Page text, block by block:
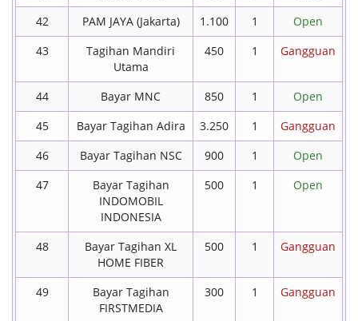
42
PAM JAYA (Jakarta) 1.100 1
Open
43
Tagihan Mandiri
Utama
450 1 Gangguan
44 Bayar MNC 850 1
Open
45
Bayar Tagihan Adira 3.250 1
Gangguan
46
Bayar Tagihan NSC 900 1
Open
47
Bayar Tagihan
INDOMOBIL
INDONESIA
500 1 Open
48
Bayar Tagihan XL
HOME FIBER
500 1 Gangguan
49
Bayar Tagihan
FIRSTMEDIA
300 1 Gangguan